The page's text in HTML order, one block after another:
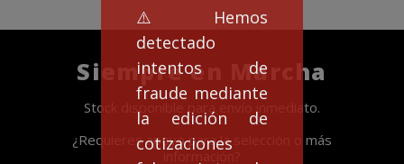
⚠️Hemos
detectado
intentos de
fraude mediante
la edición de
cotizaciones
Siempre en Marcha
Stock disponible para envío inmediato.
¿Requieres apoyo para la selección o más